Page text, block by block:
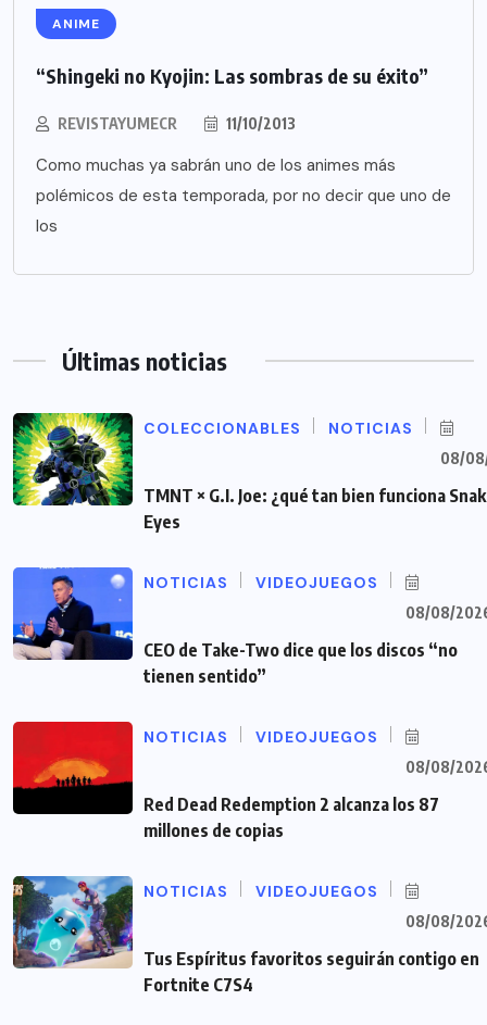
ANIME
“Shingeki no Kyojin: Las sombras de su éxito”
REVISTAYUMECR 11/10/2013
Como muchas ya sabrán uno de los animes más
polémicos de esta temporada, por no decir que uno de
los
Últimas noticias
COLECCIONABLES NOTICIAS
08/
TMNT × G.I. Joe: ¿qué tan bien funciona
Eyes
NOTICIAS VIDEOJUEGOS
08/08/
CEO de Take-Two dice que los discos “no
tienen sentido”
NOTICIAS VIDEOJUEGOS
08/08/
Red Dead Redemption 2 alcanza los 87
millones de copias
NOTICIAS VIDEOJUEGOS
08/08/
Tus Espíritus favoritos seguirán contigo en
Fortnite C7S4